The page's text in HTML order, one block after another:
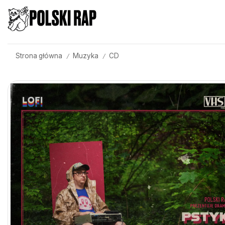
Strona główna / Muzyka / CD